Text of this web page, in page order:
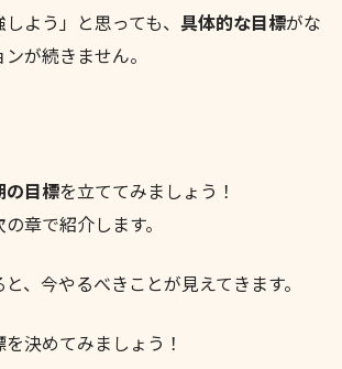
よう」と思っても、 具体的な目標がな
が続きません。
の目標を立ててみましょう！
章で紹介します。
、今やるべきことが見えてきます。
決めてみましょう！